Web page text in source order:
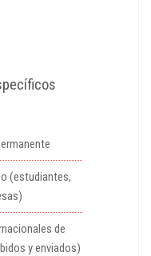
(estudiantes,
de
y enviados)